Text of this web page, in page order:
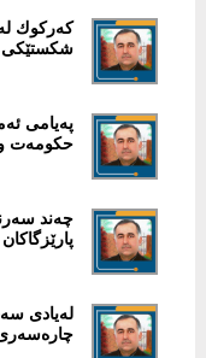
کەرکوك
شکستێکی
پەیامی
حکومەت و
چەند
لەیادی